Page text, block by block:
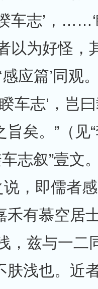
车志’，
以为好怪，
感应篇’同观
车志’，岂
矣。”（见
志叙”壹文
，即儒者
禾有慕空居
，兹与一
肤浅也。近